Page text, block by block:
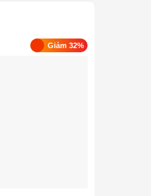
Giảm 32%